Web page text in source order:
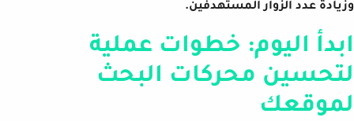
وزيادة عدد الزوار المستهدفين.
ابدأ اليوم: خطوات عملية
لتحسين محركات البحث
لموقعك